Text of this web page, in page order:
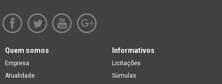
Quem somos
Empresa
Atualidade
Informativos
Licitações
Súmulas